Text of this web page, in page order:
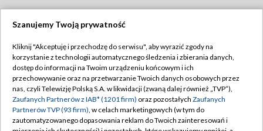
TVP
Abonament TVP
Emisja w TVP
Centrum informacji TVP
Regulamin TVP
Polityka prywatności
Moje zgody
Szanujemy Twoją prywatność
Kliknij "Akceptuję i przechodzę do serwisu", aby wyrazić zgody na
korzystanie z technologii automatycznego śledzenia i zbierania danych,
dostęp do informacji na Twoim urządzeniu końcowym i ich
przechowywanie oraz na przetwarzanie Twoich danych osobowych przez
nas, czyli Telewizję Polską S.A. w likwidacji (zwaną dalej również „TVP”),
Zaufanych Partnerów z IAB* (1201 firm) oraz pozostałych Zaufanych
Partnerów TVP (93 firm), w celach marketingowych (w tym do
zautomatyzowanego dopasowania reklam do Twoich zainteresowań i